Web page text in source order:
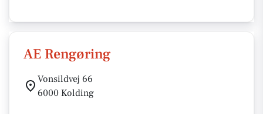
AE Rengøring
Vonsildvej 66
6000 Kolding